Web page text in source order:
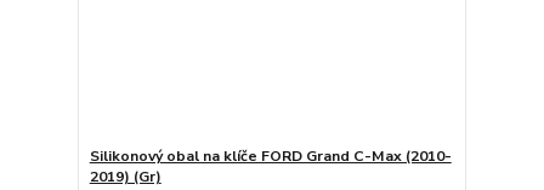
Silikonový obal na klíče FORD Grand C-Max (2010-
2019) (Gr)